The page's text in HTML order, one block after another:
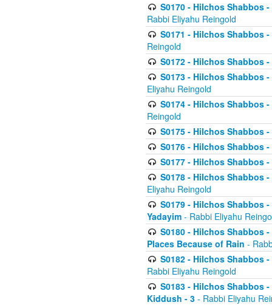
S0170 - Hilchos Shabbos
Rabbi Eliyahu Reingold
S0171 - Hilchos Shabbos
Reingold
S0172 - Hilchos Shabbos
S0173 - Hilchos Shabbos
Eliyahu Reingold
S0174 - Hilchos Shabbos
Reingold
S0175 - Hilchos Shabbos
S0176 - Hilchos Shabbos
S0177 - Hilchos Shabbos
S0178 - Hilchos Shabbos
Eliyahu Reingold
S0179 - Hilchos Shabbos
Yadayim - Rabbi Eliyahu
S0180 - Hilchos Shabbos
Places Because of Rain -
S0182 - Hilchos Shabbos
Rabbi Eliyahu Reingold
S0183 - Hilchos Shabbos
Kiddush - 3 - Rabbi Eliyahu